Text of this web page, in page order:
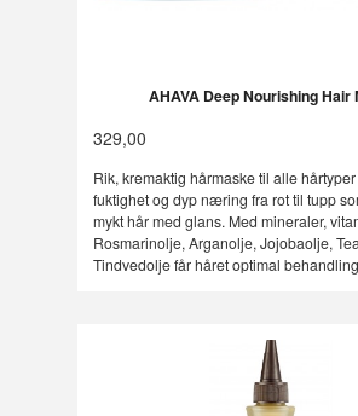
AHAVA Deep Nourishing Hair
329,00
Rik, kremaktig hårmaske til alle
fuktighet og dyp næring fra rot til tupp
mykt hår med glans. Med mineraler,
Rosmarinolje, Arganolje, Jojobaolje,
Tindvedolje får håret optimal